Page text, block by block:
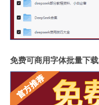
免费可商用字体批量下载